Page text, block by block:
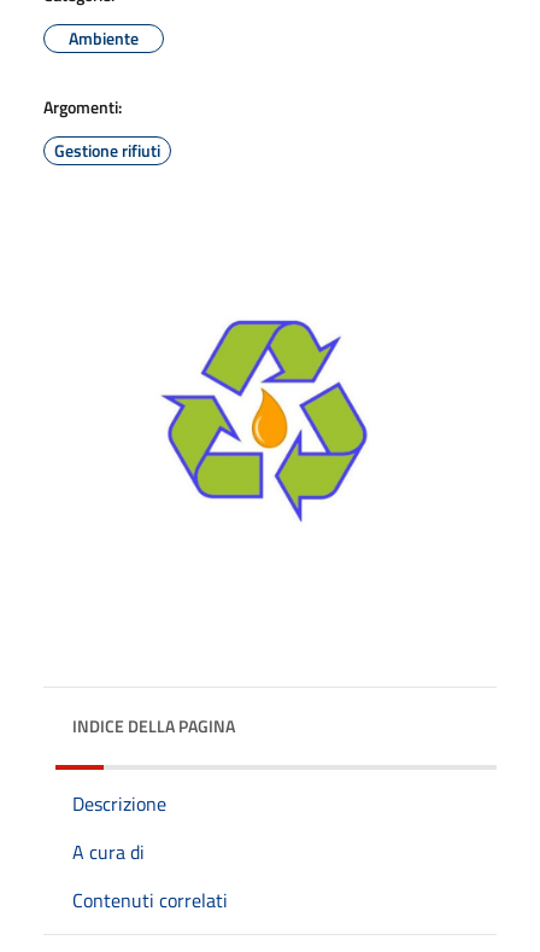
Ambiente
Argomenti:
Gestione rifiuti
INDICE DELLA PAGINA
Descrizione
A cura di
Contenuti correlati